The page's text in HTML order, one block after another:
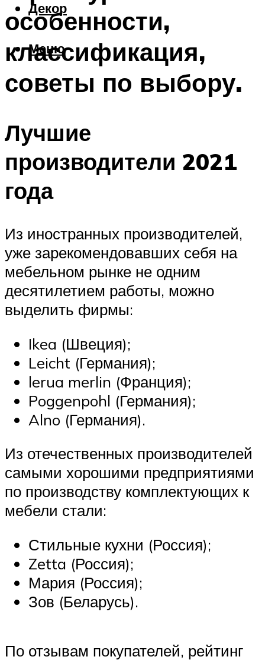
Декор
Меню
особенности,
классификация,
советы по выбору.
Лучшие
производители 2021
года
Из иностранных производителей,
уже зарекомендовавших себя на
мебельном рынке не одним
десятилетием работы, можно
выделить фирмы:
Ikea (Швеция);
Leicht (Германия);
lerua merlin (Франция);
Poggenpohl (Германия);
Alno (Германия).
Из отечественных производителей
самыми хорошими предприятиями
по производству комплектующих к
мебели стали:
Стильные кухни (Россия);
Zetta (Россия);
Мария (Россия);
Зов (Беларусь).
По отзывам покупателей, рейтинг